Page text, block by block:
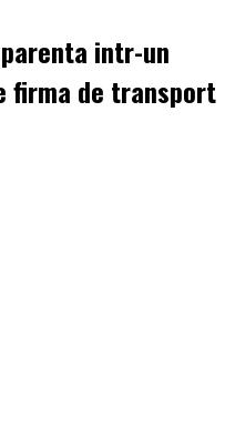
intr-un
firma de transport